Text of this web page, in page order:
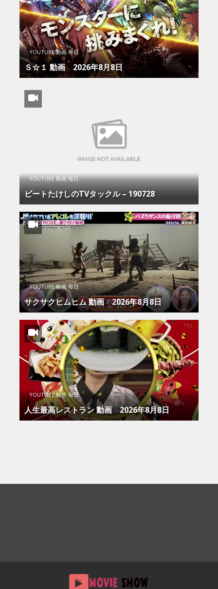
YOUTUBE 動画 毎日
Ｓ☆１ 動画 2026年8月8日
YOUTUBE 動画 毎日
ビートたけしのTVタックル – 190728
YOUTUBE 動画 毎日
サクサクヒムヒム 動画 2026年8月8日
YOUTUBE 動画 毎日
人生最高レストラン 動画 2026年8月8日